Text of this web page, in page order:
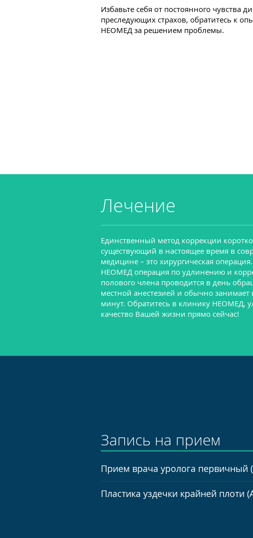
Избавьте себя от постоянного чувства
преследующих страхов, обратитесь к
НЕОМЕД за решением проблемы.
Лечение
Единственный метод коррекции
существующий в настоящее время в
медицине – это хирургическая
НЕОМЕД операция по удлинению и
полового члена проводится в день
местной анестезией и обычно занимает
минут. Обратитесь в клинику НЕОМЕД,
качество Вашей жизни прямо сейчас!
Запись на прием
Прием врача уролога первичный
Пластика уздечки крайней плоти